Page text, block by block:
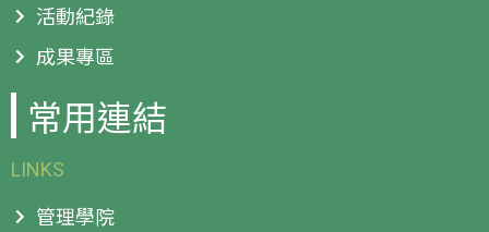
活動紀錄
成果專區
常用連結
LINKS
管理學院